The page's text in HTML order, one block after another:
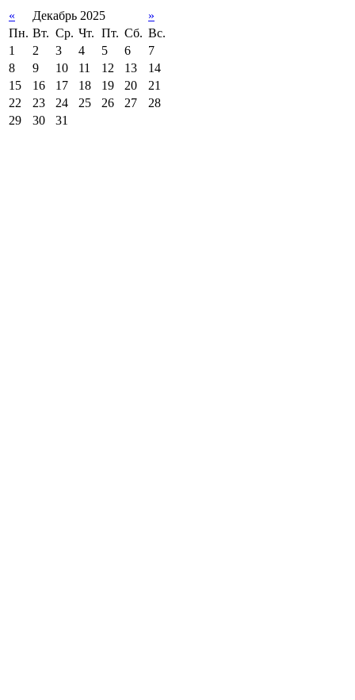
« Декабрь 2025
»
Пн. Вт. Ср. Чт. Пт. Сб. Вс.
1
2 3 4 5 6
7
8
9 10 11 12 13
14
15
16 17 18 19 20
21
22
23 24 25 26 27
28
29
30 31